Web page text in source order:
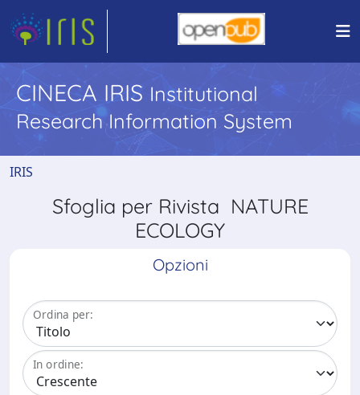
CINECA IRIS Institutional
Research Information System
IRIS
Sfoglia per Rivista NATURE
ECOLOGY
Opzioni
Ordina per:
In ordine: